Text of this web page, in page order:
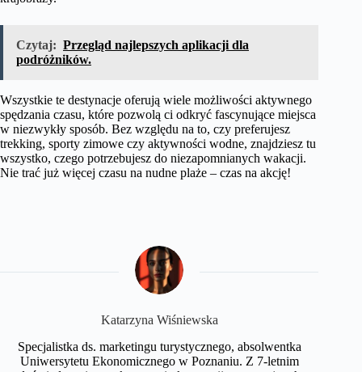
Czytaj: Przegląd najlepszych aplikacji dla
podróżników.
Wszystkie te destynacje oferują wiele możliwości aktywnego
spędzania czasu, które pozwolą ci odkryć fascynujące miejsca
w niezwykły sposób. Bez względu na to, czy preferujesz
trekking, sporty zimowe czy aktywności wodne, znajdziesz tu
wszystko, czego potrzebujesz do niezapomnianych wakacji.
Nie trać już więcej czasu na nudne plaże – czas na akcję!
Katarzyna Wiśniewska
Specjalistka ds. marketingu turystycznego, absolwentka
Uniwersytetu Ekonomicznego w Poznaniu. Z 7-letnim